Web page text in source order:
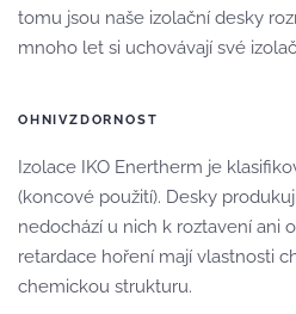
tomu jsou naše izolační desky
mnoho let si uchovávají své
OHNIVZDORNOST
Izolace IKO Enertherm je
(koncové použití). Desky
nedochází u nich k roztavení ani
retardace hoření mají vlastnosti
chemickou strukturu.